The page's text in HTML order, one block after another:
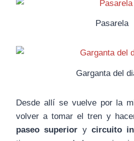
Pasarela
Garganta del
Desde allí se vuelve por la
volver a tomar el tren y
paseo superior ycircuito